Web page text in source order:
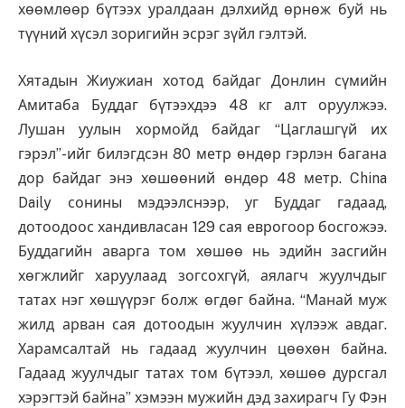
хөөмлөөр бүтээх уралдаан дэлхийд өрнөж буй нь
түүний хүсэл зоригийн эсрэг зүйл гэлтэй.
Хятадын Жиужиан хотод байдаг Донлин сүмийн
Амитаба Буддаг бүтээхдээ 48 кг алт оруулжээ.
Лушан уулын хормойд байдаг “Цаглашгүй их
гэрэл”-ийг билэгдсэн 80 метр өндөр гэрлэн багана
дор байдаг энэ хөшөөний өндөр 48 метр. China
Daily сонины мэдээлснээр, уг Буддаг гадаад,
дотоодоос хандивласан 129 сая еврогоор босгожээ.
Буддагийн аварга том хөшөө нь эдийн засгийн
хөгжлийг харуулаад зогсохгүй, аялагч жуулчдыг
татах нэг хөшүүрэг болж өгдөг байна. “Манай муж
жилд арван сая дотоодын жуулчин хүлээж авдаг.
Харамсалтай нь гадаад жуулчин цөөхөн байна.
Гадаад жуулчдыг татах том бүтээл, хөшөө дурсгал
хэрэгтэй байна” хэмээн мужийн дэд захирагч Гу Фэн